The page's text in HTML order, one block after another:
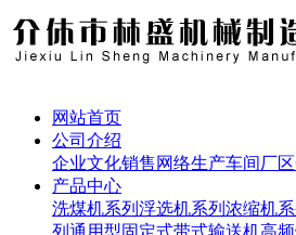
网站首页
公司介绍
企业文化销售网络生产车间厂
产品中心
洗煤机系列 浮选机系列 浓缩机系
列 通用型固定式带式输送机高